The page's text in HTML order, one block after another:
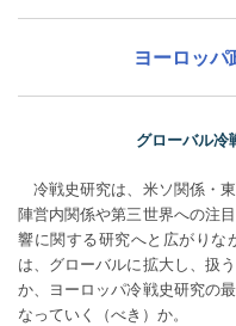
ヨーロッ
グローバル冷
冷戦史研究は、米ソ関係・
陣営内関係や第三世界への注
響に関する研究へと広がりな
は、グローバルに拡大し、扱
か、ヨーロッパ冷戦史研究の
なっていく（べき）か。